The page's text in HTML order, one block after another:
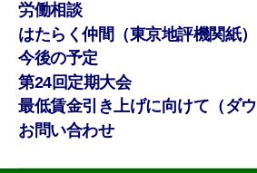
労働相談
はたらく仲間（東京地評機関紙）
今後の予定
第24回定期大会
最低賃金引き上げに向けて（ダウ
お問い合わせ